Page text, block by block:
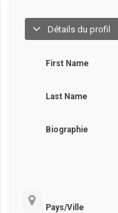
Détails du profil
First Name
Last Name
Biographie
Pays/Ville